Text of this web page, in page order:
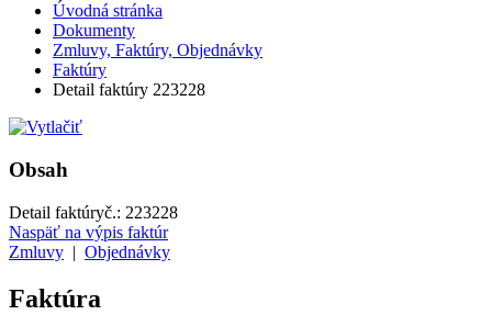
Úvodná stránka
Dokumenty
Zmluvy, Faktúry, Objednávky
Faktúry
Detail faktúry 223228
Obsah
Detail faktúryč.: 223228
Naspäť na výpis faktúr
Zmluvy | Objednávky
Faktúra